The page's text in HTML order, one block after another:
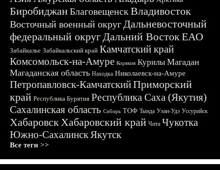
БиробиджанБлаговещенскВладивосток
Восточный военный округДальневосточный
федеральный округДальний ВостокЕАО
Забайкалье Забайкальский край Камчатский край
Комсомольск-на-Амуре Корякия Курилы Магадан
Магаданская область Находка Николаевск-на-Амуре
Петропавловск-КамчатскийПриморский
край Республика Бурятия Республика Саха (Якутия)
Сахалинская область Сибирь ТОФ Тында Улан-Удэ Уссурийск
ХабаровскХабаровский край Чита Чукотка
Южно-СахалинскЯкутск
Все теги >>